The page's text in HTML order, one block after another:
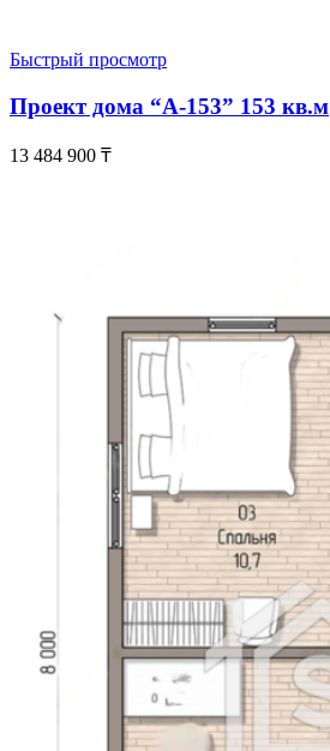
Быстрый просмотр
Проект дома “А-153” 153 кв.м
13 484 900 ₸